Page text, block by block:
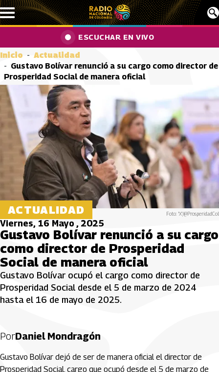
Pasar al contenido principal
ESCUCHAR EN VIVO
Inicio
Actualidad
Gustavo Bolívar renunció a su cargo como director de
Prosperidad Social de manera oficial
ACTUALIDAD Foto: 'X'/@ProsperidadCol
Viernes, 16 Mayo , 2025
Gustavo Bolívar renunció a su cargo
como director de Prosperidad
Social de manera oficial
Gustavo Bolívar ocupó el cargo como director de
Prosperidad Social desde el 5 de marzo de 2024
hasta el 16 de mayo de 2025.
PorDaniel Mondragón
Gustavo Bolívar dejó de ser de manera oficial el director de
Prosperidad Social, cargo que ocupó desde el 5 de marzo de